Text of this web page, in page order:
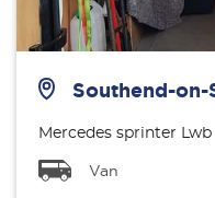
Southend-on-
Mercedes sprinter Lwb
Van